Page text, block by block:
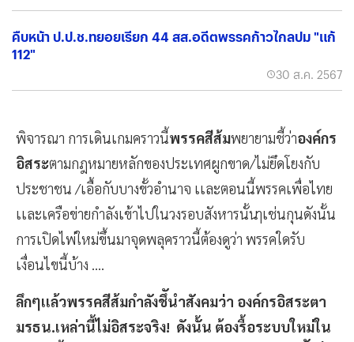
คืบหน้า ป.ป.ช.ทยอยเรียก 44 สส.อดีตพรรคก้าวไกลปม "แก้
112"
30 ส.ค. 2567
พิจารณา การเดินเกมคราวนี้พรรคสีส้มพยายามชี้ว่าองค์กร
อิสระตามกฎหมายหลักของประเทศผูกขาด/ไม่ยึดโยงกับ
ประชาชน /เอื้อกับบางขั้วอำนาจ เเละตอนนี้พรรคเพื่อไทย
เเละเครือข่ายกำลังเข้าไปในวงรอบสังหารนั้นๅเช่นกุนดังนั้น
การเปิดไพ่ใหม่ขึ้นมาจุดพลุคราวนี้ต้องดูว่า พรรคใดรับ
เงื่อนไขนี้บ้าง ....
ลึกๆเเล้วพรรคสีส้มกำลังชึันำสังคมว่า องค์กรอิสระตา
มรธน.เหล่านี้ไม่อิสระจริง! ดังนั้น ต้องรื้อระบบใหม่ใน